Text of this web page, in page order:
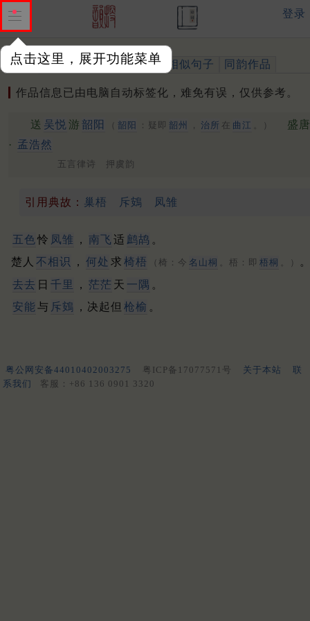
点击这里，展开功能菜单
登录
作品 标注四声 出处、引用 相似句子 同韵作品
作品信息已由电脑自动标签化，难免有误，仅供参考。
送 吴悦 游 韶阳 （ 韶阳 ：疑即 韶州 ， 治所 在 曲江 。）
盛唐
·
孟浩然
五言律诗 押虞韵
引用典故： 巢梧 斥鴳 凤雏
五色 怜 凤雏 ， 南飞 适 鹧鸪 。
楚人 不相识 ， 何处 求 椅梧 （椅：今 名山桐 。梧：即 梧桐 。）
去去 日 千里 ， 茫茫 天 一隅 。
安能 与 斥鴳 ，决起但 枪榆 。
粤公网安备44010402003275 粤ICP备17077571号 关于本站
联
系我们
客服：+86 136 0901 3320